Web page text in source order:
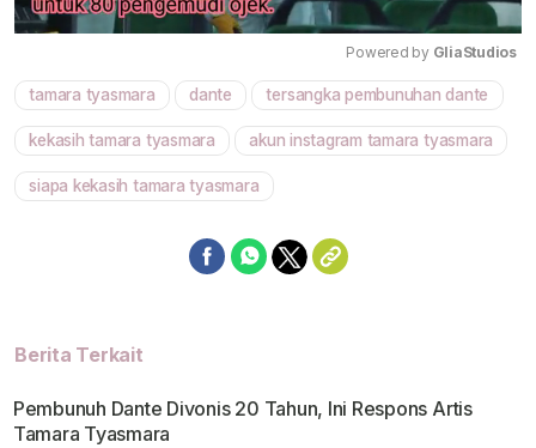
Mute
Powered by GliaStudios
tamara tyasmara dante tersangka pembunuhan dante
kekasih tamara tyasmara akun instagram tamara tyasmara
siapa kekasih tamara tyasmara
Berita Terkait
Pembunuh Dante Divonis 20 Tahun, Ini Respons Artis
Tamara Tyasmara